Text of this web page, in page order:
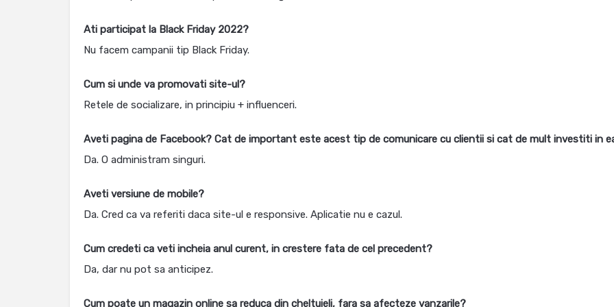
Ati participat la Black Friday 2022?
Nu facem campanii tip Black Friday.
Cum si unde va promovati site-ul?
Retele de socializare, in principiu + influenceri.
Aveti pagina de Facebook? Cat de important este acest tip de comunicare cu clientii si cat de mult investiti in
Da. O administram singuri.
Aveti versiune de mobile?
Da. Cred ca va referiti daca site-ul e responsive. Aplicatie nu e cazul.
Cum credeti ca veti incheia anul curent, in crestere fata de cel precedent?
Da, dar nu pot sa anticipez.
Cum poate un magazin online sa reduca din cheltuieli, fara sa afecteze vanzarile?